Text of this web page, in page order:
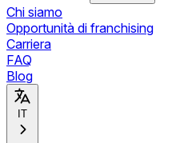
Chi siamo
Opportunità di franchising
Carriera
FAQ
Blog
IT